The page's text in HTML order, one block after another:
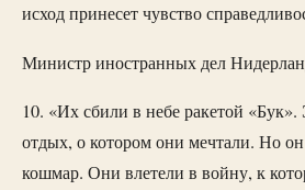
исход принесет чувство
Министр иностранных дел
10. «Их сбили в небе ракетой
отдых, о котором они мечтали. Но он
кошмар. Они влетели в войну, к